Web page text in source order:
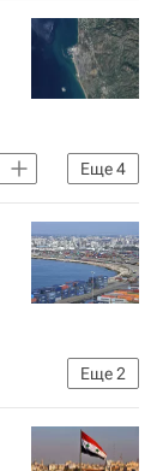
Еще4
Еще2